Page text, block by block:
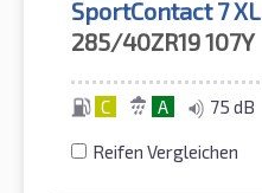
SportContact 7 XL
285/40ZR19107Y
C A 75 dB
Reifen Vergleichen